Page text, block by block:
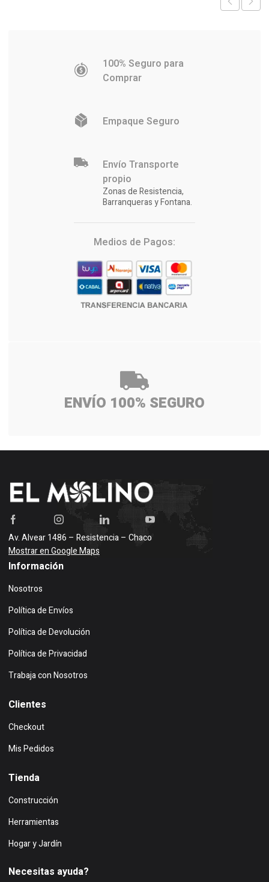
100% Seguro para
Comprar
Empaque Seguro
Envío Transporte
propio
Zonas de Resistencia,
Barranqueras y Fontana.
Medios de Pagos:
ENVÍO 100% SEGURO
Av. Alvear 1486 – Resistencia – Chaco
Mostrar en Google Maps
Información
Nosotros
Política de Envíos
Política de Devolución
Política de Privacidad
Trabaja con Nosotros
Clientes
Checkout
Mis Pedidos
Tienda
Construcción
Herramientas
Hogar y Jardín
Necesitas ayuda?